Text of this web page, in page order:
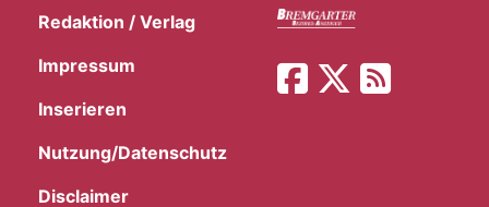
Redaktion / Verlag
Impressum
Inserieren
Nutzung/Datenschutz
Disclaimer